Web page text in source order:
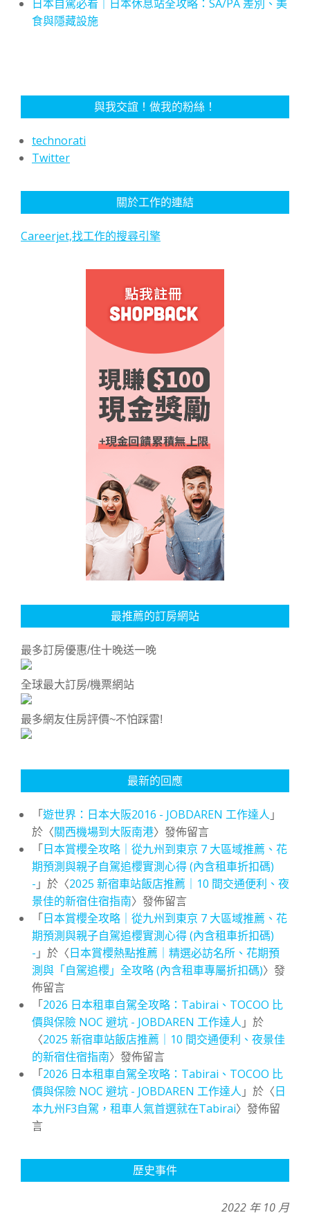
日本自駕必看｜日本休息站全攻略：SA/PA 差別、美
食與隱藏設施
與我交誼！做我的粉絲！
technorati
Twitter
關於工作的連結
Careerjet,找工作的搜尋引擎
最推薦的訂房網站
最多訂房優惠/住十晚送一晚
全球最大訂房/機票網站
最多網友住房評價~不怕踩雷!
最新的回應
「遊世界：日本大阪2016 - JOBDAREN 工作達人 」
於〈關西機場到大阪南港〉發佈留言
「日本賞櫻全攻略｜從九州到東京 7 大區域推薦、花
期預測與親子自駕追櫻實測心得 (內含租車折扣碼)
- 」於〈2025 新宿車站飯店推薦｜10 間交通便利、夜
景佳的新宿住宿指南〉發佈留言
「日本賞櫻全攻略｜從九州到東京 7 大區域推薦、花
期預測與親子自駕追櫻實測心得 (內含租車折扣碼)
- 」於〈日本賞櫻熱點推薦｜精選必訪名所、花期預
測與「自駕追櫻」全攻略 (內含租車專屬折扣碼)〉發
佈留言
「2026 日本租車自駕全攻略：Tabirai、TOCOO 比
價與保險 NOC 避坑 - JOBDAREN 工作達人 」於
〈2025 新宿車站飯店推薦｜10 間交通便利、夜景佳
的新宿住宿指南〉發佈留言
「2026 日本租車自駕全攻略：Tabirai、TOCOO 比
價與保險 NOC 避坑 - JOBDAREN 工作達人 」於〈日
本九州F3自駕，租車人氣首選就在Tabirai〉發佈留
言
歷史事件
2022 年 10 月